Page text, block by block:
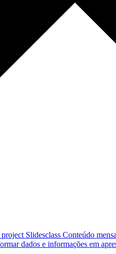
project Slidesclass Conteúdo
dados e informações em